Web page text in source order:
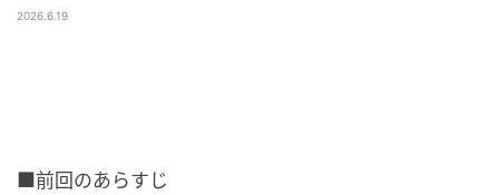
2026.6.19
■前回のあらすじ